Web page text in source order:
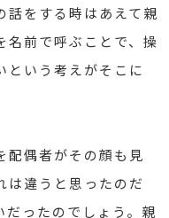
話をする時はあえて親
名前で呼ぶことで、操
という考えがそこに
配偶者がその顔も見
は違うと思ったのだ
だったのでしょう。親